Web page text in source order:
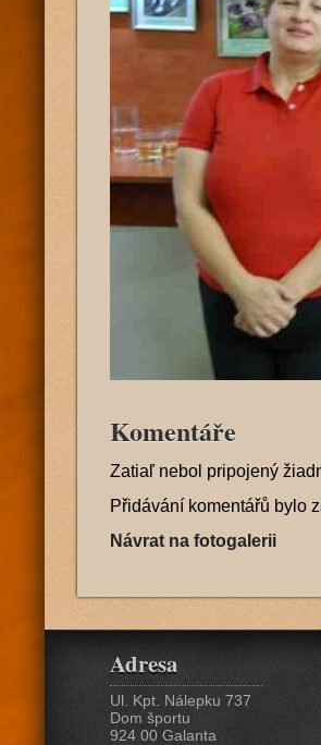
Komentáře
Zatiaľ nebol pripojený
Přidávání komentářů bylo
Návrat na fotogalerii
Adresa
Ul. Kpt. Nálepku 737
Dom športu
924 00 Galanta